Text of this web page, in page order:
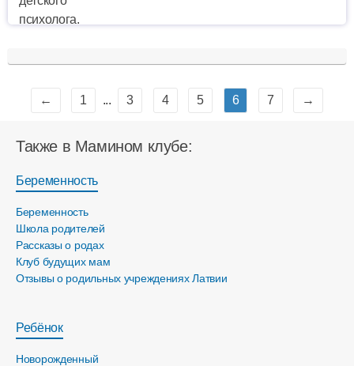
← 1 ... 3 4 5 6 7 →
Также в Мамином клубе:
Беременность
Беременность
Школа родителей
Рассказы о родах
Клуб будущих мам
Отзывы о родильных учреждениях Латвии
Ребёнок
Новорожденный